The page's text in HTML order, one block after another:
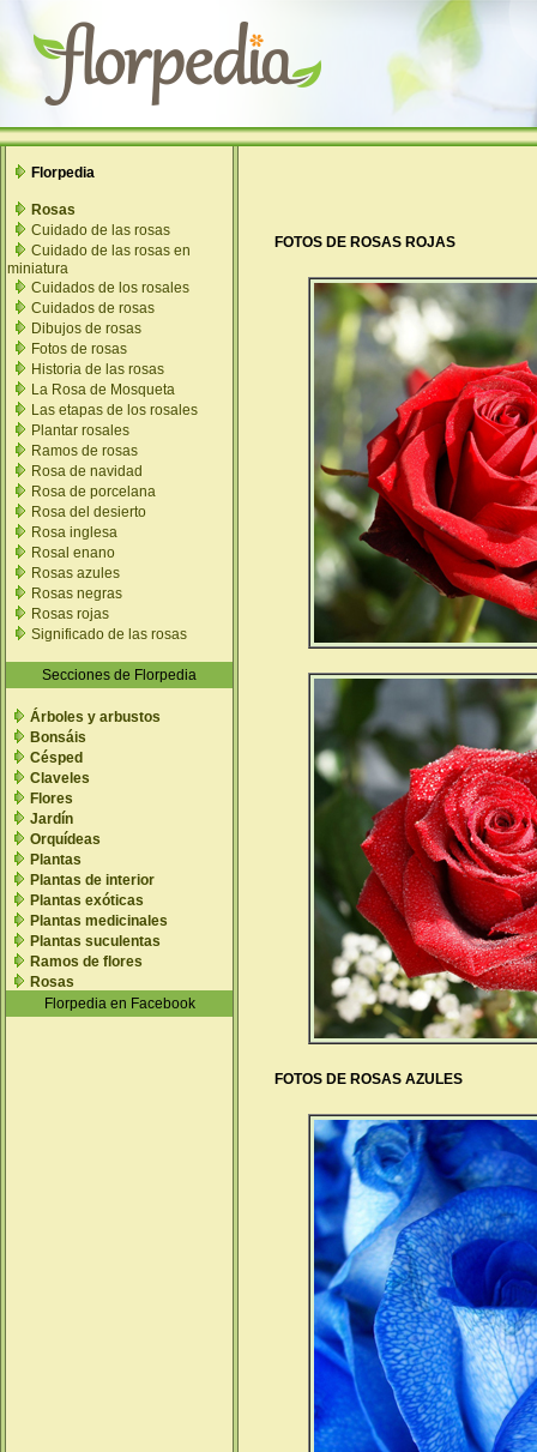
Florpedia
Rosas
Cuidado de las rosas
Cuidado de las rosas en
miniatura
Cuidados de los rosales
Cuidados de rosas
Dibujos de rosas
Fotos de rosas
Historia de las rosas
La Rosa de Mosqueta
Las etapas de los rosales
Plantar rosales
Ramos de rosas
Rosa de navidad
Rosa de porcelana
Rosa del desierto
Rosa inglesa
Rosal enano
Rosas azules
Rosas negras
Rosas rojas
Significado de las rosas
Secciones de Florpedia
Árboles y arbustos
Bonsáis
Césped
Claveles
Flores
Jardín
Orquídeas
Plantas
Plantas de interior
Plantas exóticas
Plantas medicinales
Plantas suculentas
Ramos de flores
Rosas
Florpedia en Facebook
FOTOS DE ROSAS ROJAS
FOTOS DE ROSAS AZULES